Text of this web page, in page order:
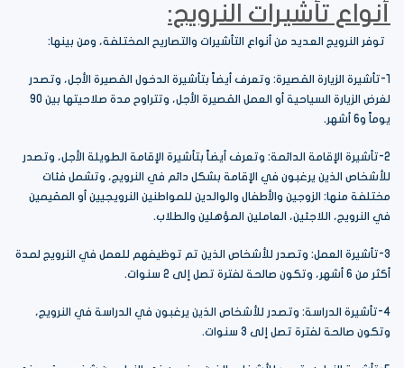
أنواع تأشيرات النرويج:
توفر النرويج العديد من أنواع التأشيرات والتصاريح المختلفة، ومن بينها:
1-تأشيرة الزيارة القصيرة: وتعرف أيضاً بتأشيرة الدخول القصيرة الأجل، وتصدر
لغرض الزيارة السياحية أو العمل القصيرة الأجل، وتتراوح مدة صلاحيتها بين 90
يوماً و6 أشهر.
2-تأشيرة الإقامة الدائمة: وتعرف أيضاً بتأشيرة الإقامة الطويلة الأجل، وتصدر
للأشخاص الذين يرغبون في الإقامة بشكل دائم في النرويج، وتشمل فئات
مختلفة منها: الزوجين والأطفال والوالدين للمواطنين النرويجيين أو المقيمين
في النرويج، اللاجئين، العاملين المؤهلين والطلاب.
3-تأشيرة العمل: وتصدر للأشخاص الذين تم توظيفهم للعمل في النرويج لمدة
أكثر من 6 أشهر، وتكون صالحة لفترة تصل إلى 2 سنوات.
4-تأشيرة الدراسة: وتصدر للأشخاص الذين يرغبون في الدراسة في النرويج،
وتكون صالحة لفترة تصل إلى 3 سنوات.